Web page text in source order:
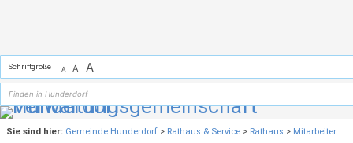
Schriftgröße A A A
Sie sind hier: Gemeinde Hunderdorf > Rathaus & Service > Rathaus > Mitarbeiter